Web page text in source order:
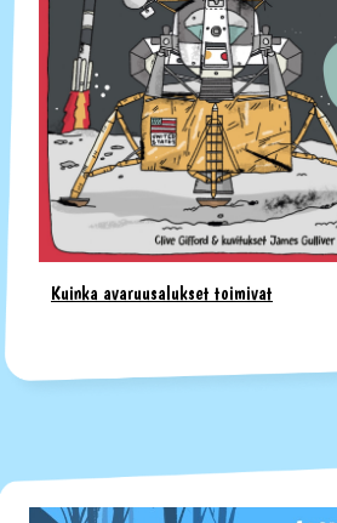
Kuinka avaruusalukset toimivat